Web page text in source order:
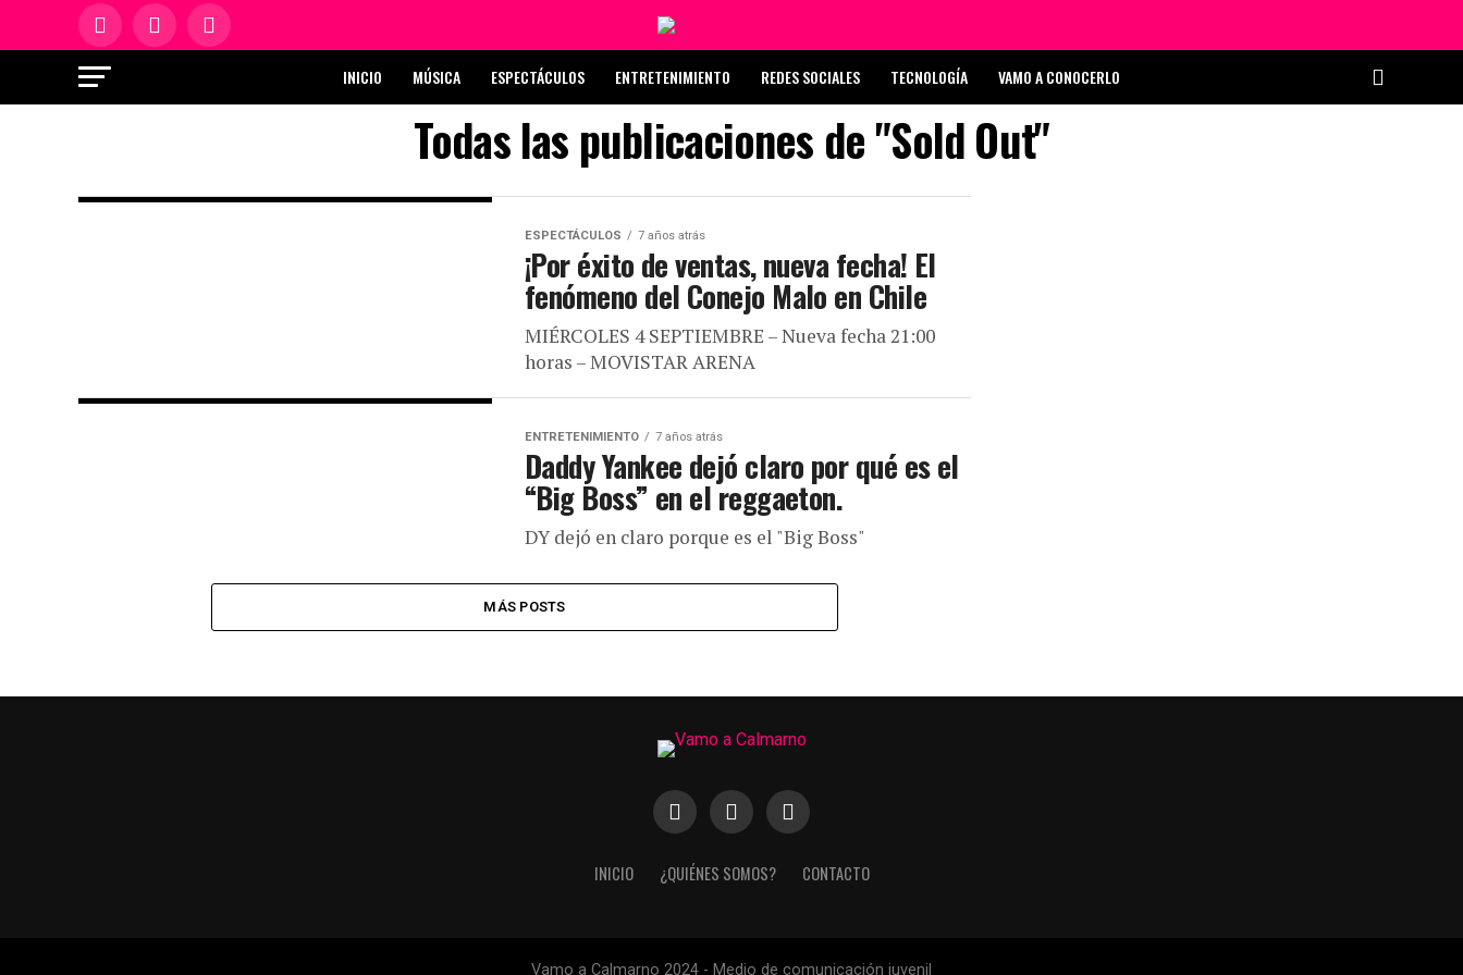
INICIO MÚSICA ESPECTÁCULOS ENTRETENIMIENTO REDES SOCIALES TECNOLOGÍA VAMO A CONOCERLO
Todas las publicaciones de "Sold Out"
ESPECTÁCULOS 7 años atrás
¡Por éxito de ventas, nueva fecha! El
fenómeno del Conejo Malo en Chile
MIÉRCOLES 4 SEPTIEMBRE – Nueva fecha 21:00
horas – MOVISTAR ARENA
ENTRETENIMIENTO 7 años atrás
Daddy Yankee dejó claro por qué es el
“Big Boss” en el reggaeton.
DY dejó en claro porque es el "Big Boss"
MÁS POSTS
INICIO ¿QUIÉNES SOMOS? CONTACTO
Vamo a Calmarno 2024 - Medio de comunicación juvenil